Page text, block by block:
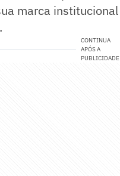
marca
CONTINUA
APÓS A
PUBLICIDADE